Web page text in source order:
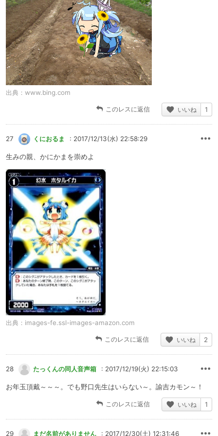
出典： www.bing.com
このレスに返信 いいね 1
27 くにおるま : 2017/12/13(水) 22:58:29
生みの親、かにかまを崇めよ
出典： images-fe.ssl-images-amazon.com
このレスに返信 いいね 2
28 たっくんの同人音声箱 : 2017/12/19(火) 22:15:03
お年玉頂戴～～～。でも野口先生はいらない～。諭吉カモン～！
このレスに返信 いいね 1
29 まだ名前がありません : 2017/12/30(土) 12:31:46